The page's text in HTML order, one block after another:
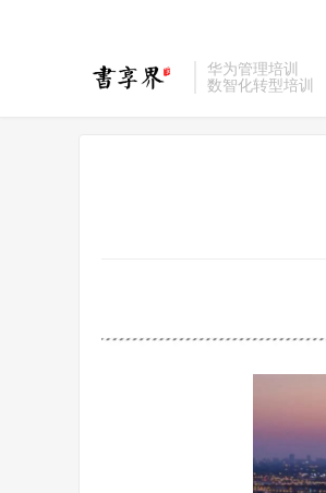
华为管理培训
数智化转型培训